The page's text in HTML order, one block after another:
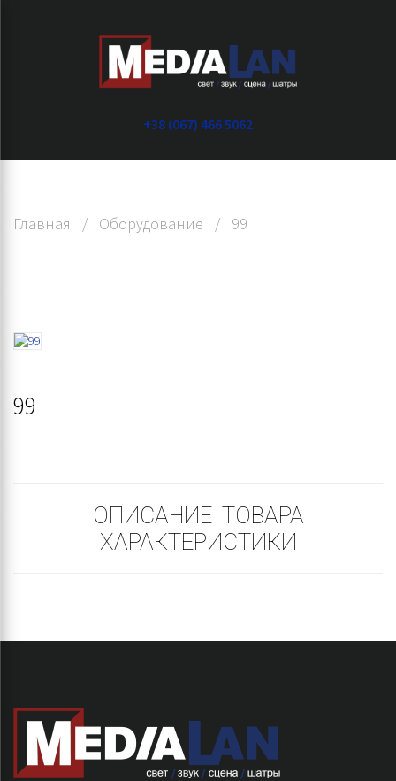
+38 (067) 466 5062
Главная / Оборудование / 99
99
ОПИСАНИЕ ТОВАРА
ХАРАКТЕРИСТИКИ